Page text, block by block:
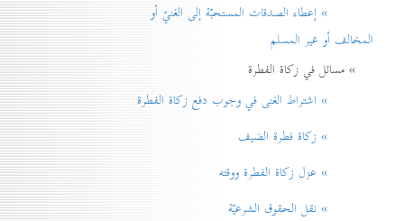
» إعطاء الصدقات المستحبّة إلی الغنيّ أو
المخالف أو غير المسلم
» مسائل في زكاة الفطرة
» اشتراط الغنی في وجوب دفع زكاة الفطرة
» زكاة فطرة الضيف
» عزل زكاة الفطرة ووقته
» نقل الحقوق الشرعيّة